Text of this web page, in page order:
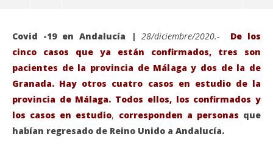
Covid -19 en Andalucía | 28/diciembre/2020.-
De los
cinco casos que ya están confirmados, tres son
pacientes de la provincia de Málaga y dos de la de
Granada. Hay otros cuatro casos en estudio de la
provincia de Málaga. Todos ellos, los confirmados y
los casos en estudio, corresponden a personas que
habían regresado de Reino Unido a Andalucía.